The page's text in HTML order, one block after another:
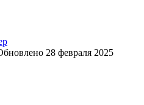
28 февраля 2025